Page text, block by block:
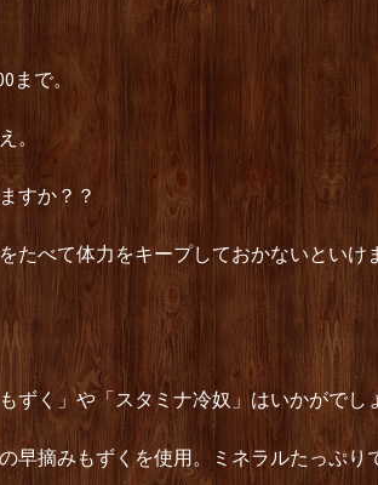
まで。
。
すか？？
たべて体力をキープしておかないといけ
ずく」や「スタミナ冷奴」はいかがでし
早摘みもずくを使用。ミネラルたっぷり